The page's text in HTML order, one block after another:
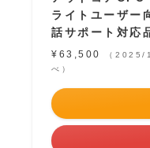
ライトユーザー
話サポート対
¥63,500
（
べ）